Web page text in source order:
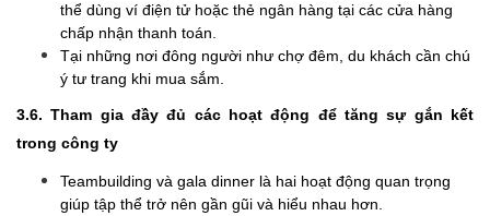
thể dùng ví điện tử hoặc thẻ ngân hàng tại các cửa hàng
chấp nhận thanh toán.
Tại những nơi đông người như chợ đêm, du khách cần chú
ý tư trang khi mua sắm.
3.6. Tham gia đầy đủ các hoạt động để tăng sự gắn kết
trong công ty
Teambuilding và gala dinner là hai hoạt động quan trọng
giúp tập thể trở nên gần gũi và hiểu nhau hơn.